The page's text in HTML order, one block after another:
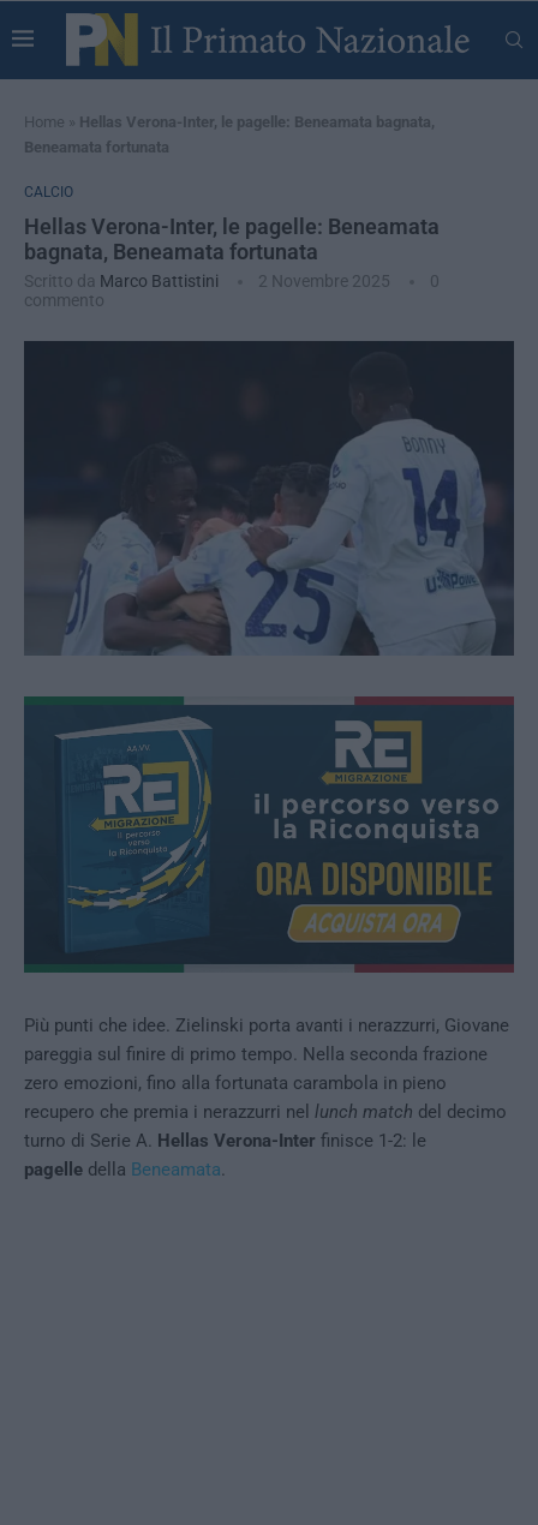
Home » Hellas Verona-Inter, le pagelle: Beneamata bagnata,
Beneamata fortunata
CALCIO
Hellas Verona-Inter, le pagelle: Beneamata
bagnata, Beneamata fortunata
Scritto da Marco Battistini 2 Novembre 2025
0
commento
Più punti che idee. Zielinski porta avanti i nerazzurri, Giovane
pareggia sul finire di primo tempo. Nella seconda frazione
zero emozioni, fino alla fortunata carambola in pieno
recupero che premia i nerazzurri nel lunch match del decimo
turno di Serie A. Hellas Verona-Inter finisce 1-2: le
pagelle della Beneamata.